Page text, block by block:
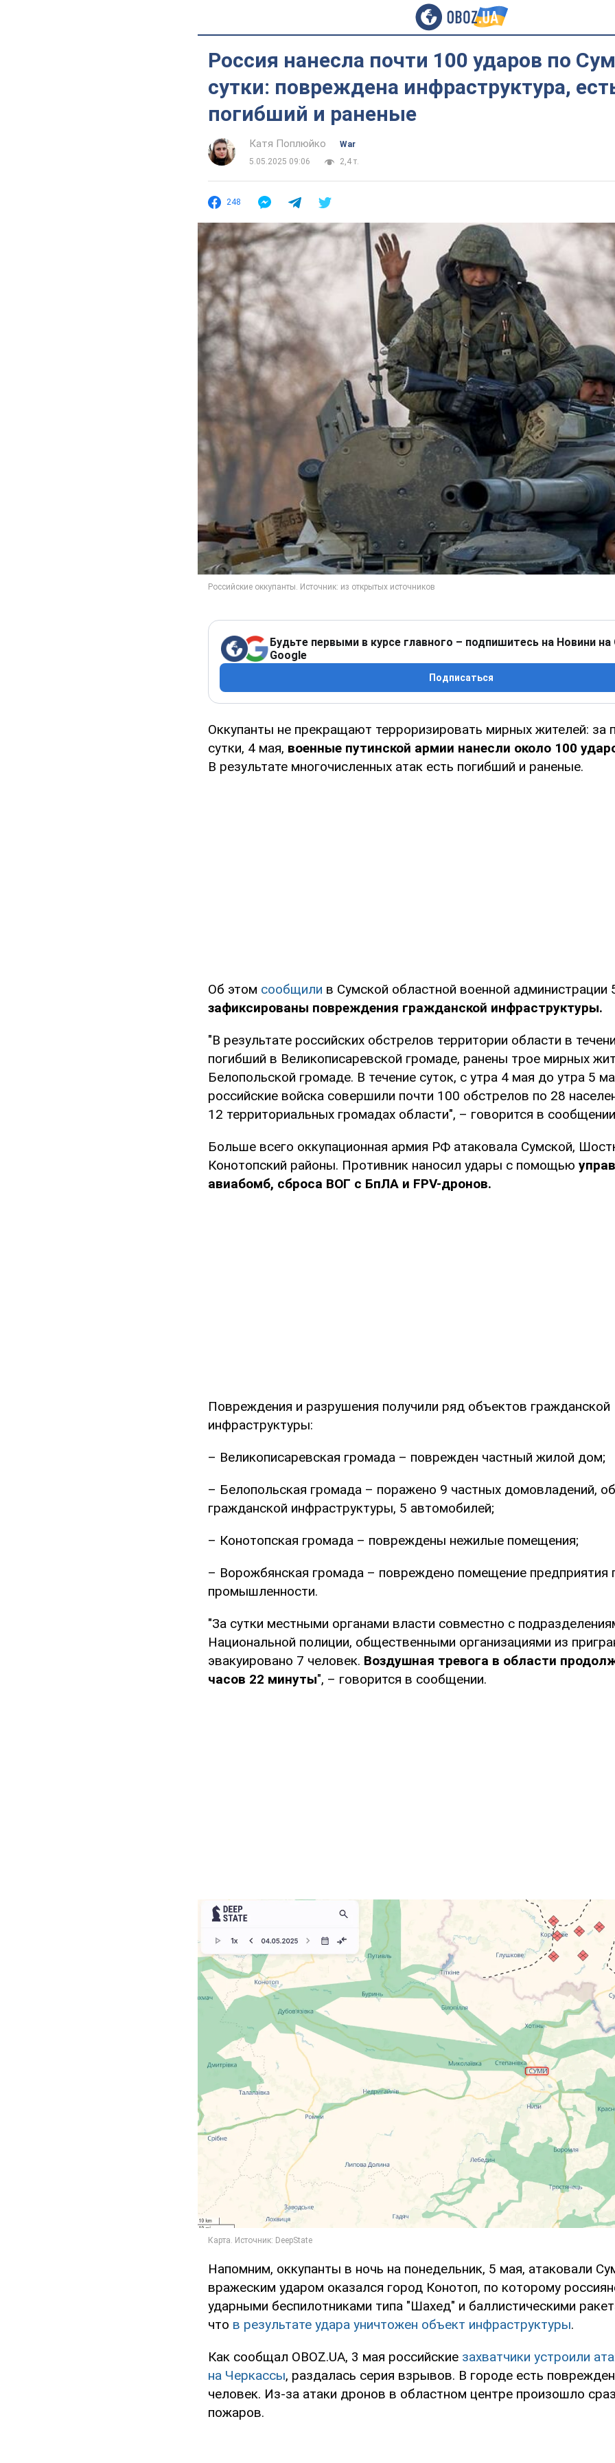
Россия нанесла почти 100 ударов по
сутки: повреждена инфраструктура,
погибший и раненые
Катя Поплюйко
War
5.05.2025 09:06
2,4 т.
248
Будьте первыми в курсе главного – подпишитесь на Новини на
Google
Подписаться
Оккупанты не прекращают терроризировать мирных жителей:
сутки, 4 мая, военные путинской армии нанесли около 100
В результате многочисленных атак есть погибший и раненые.
Об этом сообщили в Сумской областной военной администрации
зафиксированы повреждения гражданской инфраструктуры.
"В результате российских обстрелов территории области в
погибший в Великописаревской громаде, ранены трое мирных
Белопольской громаде. В течение суток, с утра 4 мая до утра 5
российские войска совершили почти 100 обстрелов по 28
12 территориальных громадах области", – говорится в
Больше всего оккупационная армия РФ атаковала Сумской,
Конотопский районы. Противник наносил удары с помощью
авиабомб, сброса ВОГ с БпЛА и FPV-дронов.
Повреждения и разрушения получили ряд объектов гражданской
инфраструктуры:
– Великописаревская громада – поврежден частный жилой дом;
– Белопольская громада – поражено 9 частных домовладений,
гражданской инфраструктуры, 5 автомобилей;
– Конотопская громада – повреждены нежилые помещения;
– Ворожбянская громада – повреждено помещение предприятия
промышленности.
"За сутки местными органами власти совместно с
Национальной полиции, общественными организациями из
эвакуировано 7 человек. Воздушная тревога в области
часов 22 минуты", – говорится в сообщении.
Напомним, оккупанты в ночь на понедельник, 5 мая, атаковали
вражеским ударом оказался город Конотоп, по которому
ударными беспилотниками типа "Шахед" и баллистическими
что в результате удара уничтожен объект инфраструктуры.
Как сообщал OBOZ.UA, 3 мая российские захватчики устроили
на Черкассы, раздалась серия взрывов. В городе есть
человек. Из-за атаки дронов в областном центре произошло
пожаров.